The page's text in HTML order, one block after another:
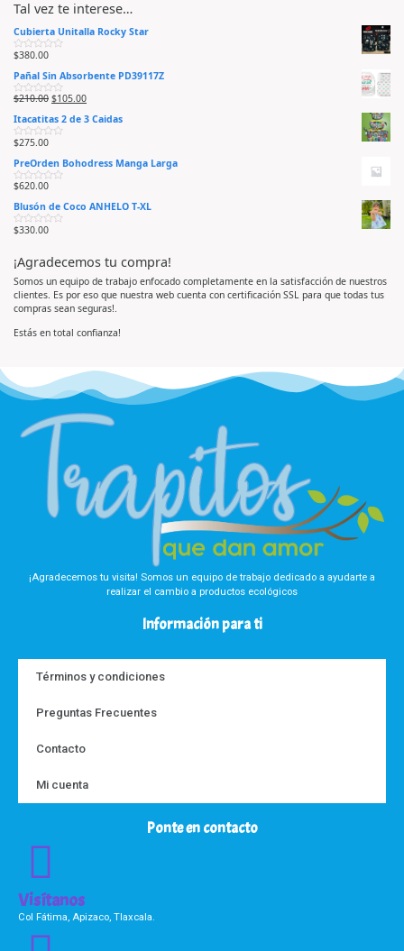
Tal vez te interese…
Cubierta Unitalla Rocky Star
V
l
o
r
a
o
e
n
0
e
5
$380.00
Pañal Sin Absorbente PD39117Z
V
l
o
r
a
o
e
n
0
e
5
$210.00 $105.00
Itacatitas 2 de 3 Caidas
V
l
o
r
a
o
e
n
0
5
$275.00
PreOrden Bohodress Manga Larga
V
l
o
r
a
e
n
0
d
e
5
$620.00
Blusón de Coco ANHELO T-XL
V
o
r
a
d
o
n
d
$330.00
¡Agradecemos tu compra!
Somos un equipo de trabajo enfocado completamente en la satisfacción de nuestros
clientes. Es por eso que nuestra web cuenta con certificación SSL para que todas tus
compras sean seguras!.
Estás en total confianza!
¡Agradecemos tu visita! Somos un equipo de trabajo dedicado a ayudarte a
realizar el cambio a productos ecológicos
Información para ti
Términos y condiciones
Preguntas Frecuentes
Contacto
Mi cuenta
Ponte en contacto
Visítanos
Col Fátima, Apizaco, Tlaxcala.